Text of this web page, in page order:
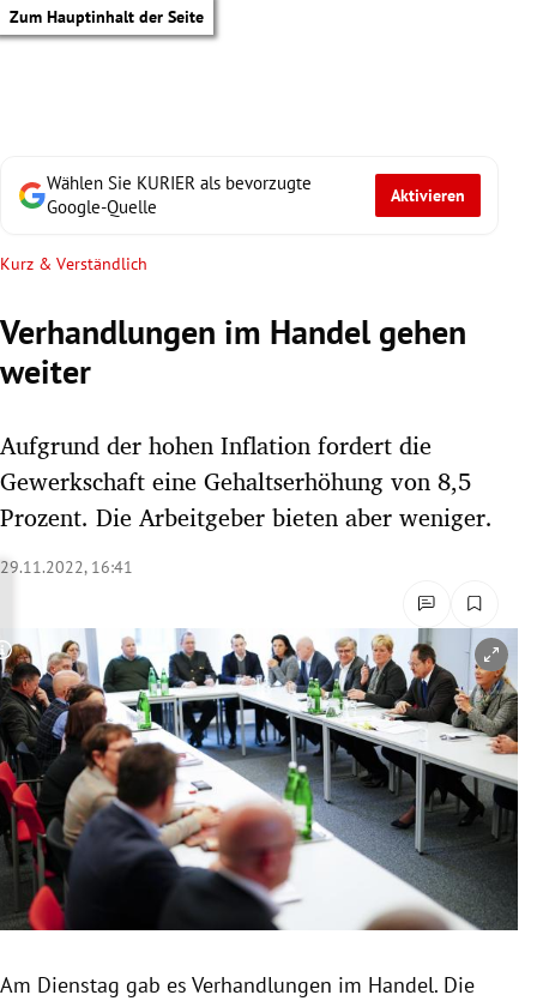
Zum Hauptinhalt der Seite
Untermenü
Untermenü
Untermenü
Untermenü
Untermenü
Untermenü
Untermenü
Wählen Sie KURIER als bevorzugte
Google-Quelle
Aktivieren
Kurz & Verständlich
Verhandlungen im Handel gehen
weiter
Aufgrund der hohen Inflation fordert die
Gewerkschaft eine Gehaltserhöhung von 8,5
Prozent. Die Arbeitgeber bieten aber weniger.
29.11.2022, 16:41
Copyright-Hinweis öffnen/schließen
Am Dienstag gab es Verhandlungen im Handel. Die